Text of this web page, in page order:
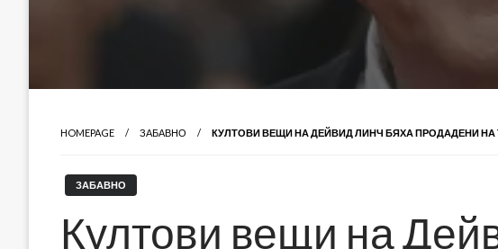
HOMEPAGE ЗАБАВНО КУЛТОВИ ВЕЩИ НА ДЕЙВИД ЛИНЧ БЯХА ПРОДАДЕНИ
ЗАБАВНО
Култови вещи на